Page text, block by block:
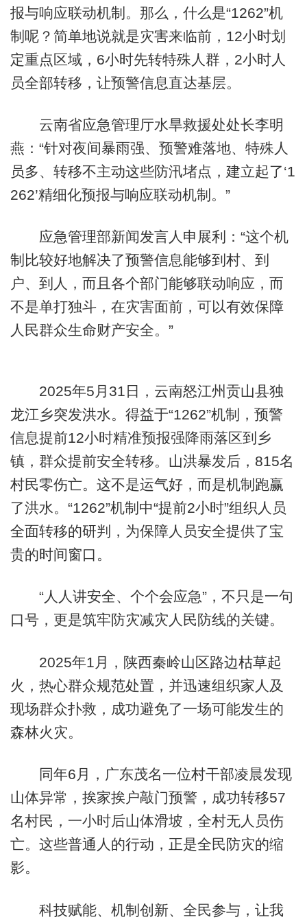
报与响应联动机制。那么，什么是“1262”机
制呢？简单地说就是灾害来临前，12小时划
定重点区域，6小时先转特殊人群，2小时人
员全部转移，让预警信息直达基层。
云南省应急管理厅水旱救援处处长李明
燕：“针对夜间暴雨强、预警难落地、特殊人
员多、转移不主动这些防汛堵点，建立起了‘1
262’精细化预报与响应联动机制。”
应急管理部新闻发言人申展利：“这个机
制比较好地解决了预警信息能够到村、到
户、到人，而且各个部门能够联动响应，而
不是单打独斗，在灾害面前，可以有效保障
人民群众生命财产安全。”
2025年5月31日，云南怒江州贡山县独
龙江乡突发洪水。得益于“1262”机制，预警
信息提前12小时精准预报强降雨落区到乡
镇，群众提前安全转移。山洪暴发后，815名
村民零伤亡。这不是运气好，而是机制跑赢
了洪水。“1262”机制中“提前2小时”组织人员
全面转移的研判，为保障人员安全提供了宝
贵的时间窗口。
“人人讲安全、个个会应急”，不只是一句
口号，更是筑牢防灾减灾人民防线的关键。
2025年1月，陕西秦岭山区路边枯草起
火，热心群众规范处置，并迅速组织家人及
现场群众扑救，成功避免了一场可能发生的
森林火灾。
同年6月，广东茂名一位村干部凌晨发现
山体异常，挨家挨户敲门预警，成功转移57
名村民，一小时后山体滑坡，全村无人员伤
亡。这些普通人的行动，正是全民防灾的缩
影。
科技赋能、机制创新、全民参与，让我